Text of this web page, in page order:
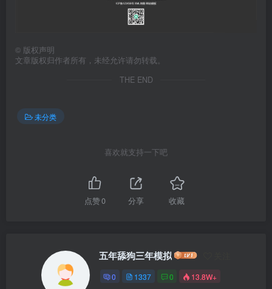
© 版权声明
文章版权归作者所有，未经允许请勿转载。
THE END
未分类
喜欢就支持一下吧
点赞0 分享 收藏
五年舔狗三年模拟
0 1337 0 13.8W+